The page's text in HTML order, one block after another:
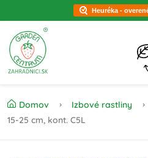
Heuréka -
Domov Izbové rastliny
15-25 cm, kont. C5L